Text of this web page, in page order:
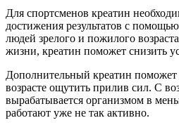
Для спортсменов креатин
достижения результатов с
людей зрелого и пожилого
жизни, креатин поможет снизить
Дополнительный креатин
возрасте ощутить прилив сил. С
вырабатывается организмом в
работают уже не так активно.